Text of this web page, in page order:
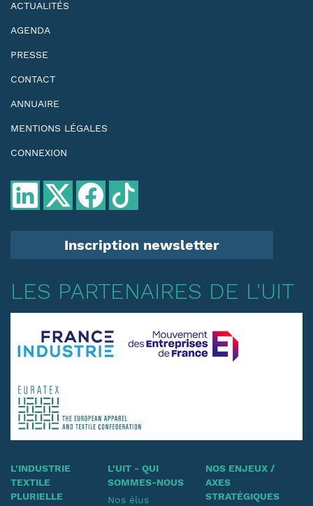
ACTUALITÉS
AGENDA
PRESSE
CONTACT
ANNUAIRE
MENTIONS LÉGALES
CONNEXION
Inscription newsletter
LES PARTENAIRES DE L'UIT
L'INDUSTRIE
TEXTILE
PLURIELLE
L'UIT - QUI
SOMMES-NOUS
Nos élus
NOS ENJEUX /
AXES
STRATÉGIQUES